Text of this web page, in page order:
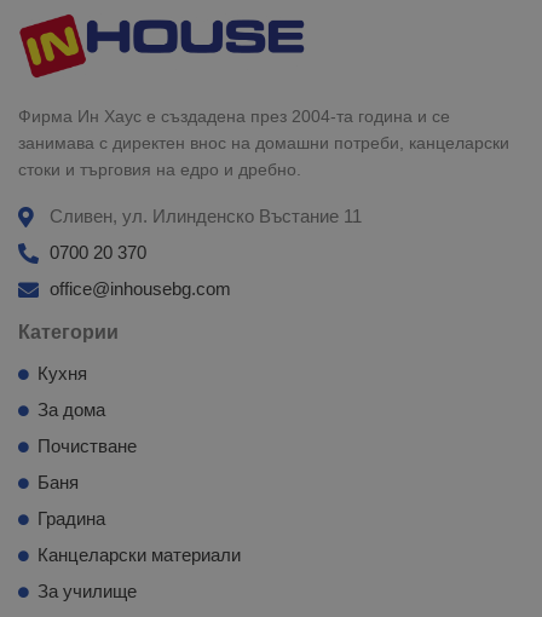
Фирма Ин Хаус е създадена през 2004-та година и се
занимава с директен внос на домашни потреби, канцеларски
стоки и търговия на едро и дребно.
Сливен, ул. Илинденско Въстание 11
0700 20 370
office@inhousebg.com
Категории
Кухня
За дома
Почистване
Баня
Градина
Канцеларски материали
За училище